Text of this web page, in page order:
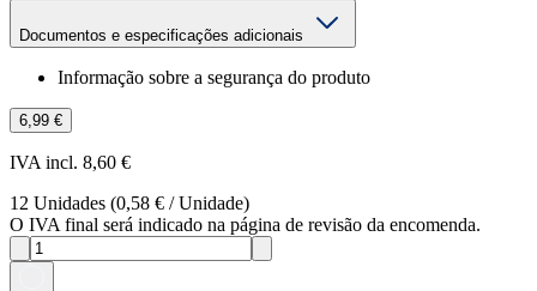
Documentos e especificações adicionais
Informação sobre a segurança do produto
6,99 €
IVA incl. 8,60 €
12 Unidades (0,58 € /Unidade)
O IVA final será indicado na página de revisão da encomenda.